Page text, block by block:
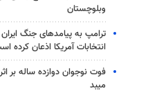
وبلوچستان
ترامپ به پیامدهای جنگ
انتخابات آمریکا اذعان کرده
فوت نوجوان دوازده ساله بر
میبد